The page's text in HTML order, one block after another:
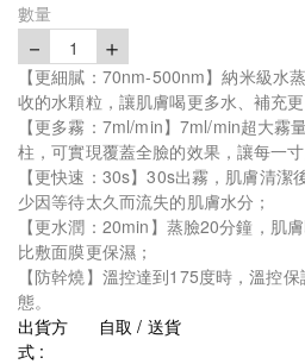
數量
－ 1 ＋
【更細膩：70nm-500nm】納米級水
收的水顆粒，讓肌膚喝更多水、補充
【更多霧：7ml/min】7ml/min超大霧
柱，可實現覆蓋全臉的效果，讓每一寸
【更快速：30s】30s出霧，肌膚清
少因等待太久而流失的肌膚水分；
【更水潤：20min】蒸臉20分鐘，肌
比敷面膜更保濕；
【防幹燒】溫控達到175度時，溫控
態。
出貨方
式 :
自取 / 送貨